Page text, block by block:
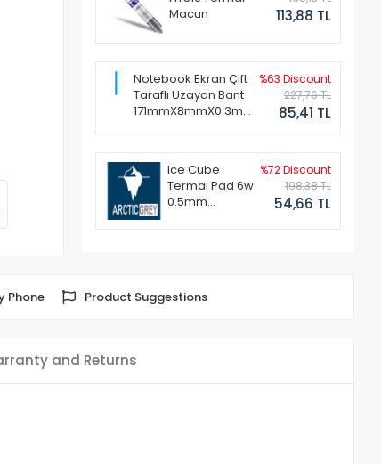
Macun
113,88 TL
Notebook Ekran Çift
Taraflı Uzayan Bant
171mmX8mmX0.3mm
%63 Discount
227,76 TL
85,41 TL
Ice Cube
Termal Pad 6w
0.5mm
%72 Discount
198,38 TL
54,66 TL
Phone Product Suggestions
and Returns